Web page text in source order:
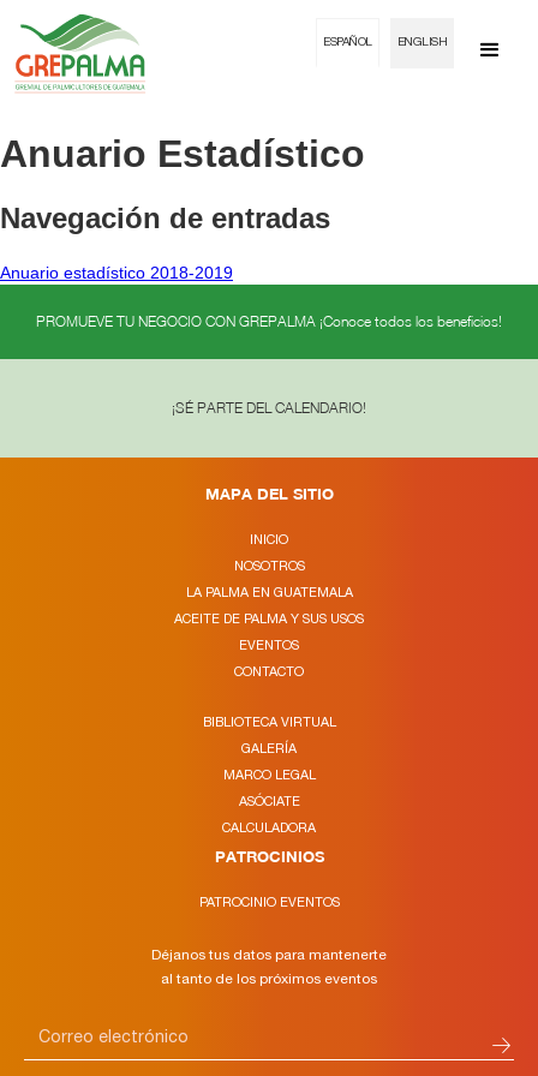
ESPAÑOL ENGLISH
Anuario Estadístico
Navegación de entradas
Anuario estadístico 2018-2019
PROMUEVE TU NEGOCIO CON GREPALMA ¡Conoce todos los beneficios!
¡SÉ PARTE DEL CALENDARIO!
MAPA DEL SITIO
INICIO
NOSOTROS
LA PALMA EN GUATEMALA
ACEITE DE PALMA Y SUS USOS
EVENTOS
CONTACTO
BIBLIOTECA VIRTUAL
GALERÍA
MARCO LEGAL
ASÓCIATE
CALCULADORA
PATROCINIOS
PATROCINIO EVENTOS
Déjanos tus datos para mantenerte
al tanto de los próximos eventos